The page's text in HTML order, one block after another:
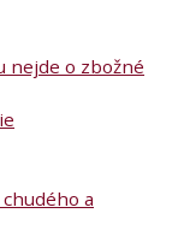
nejde o zbožné
a